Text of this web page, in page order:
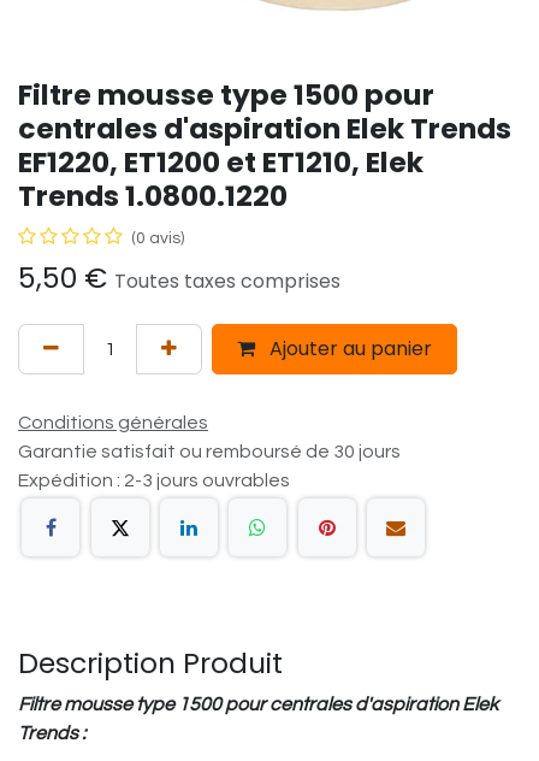
Filtre mousse type 1500 pour
centrales d'aspiration Elek Trends
EF1220, ET1200 et ET1210, Elek
Trends 1.0800.1220
(0 avis)
5,50 € Toutes taxes comprises
Ajouter au panier
Conditions générales
Garantie satisfait ou remboursé de 30 jours
Expédition : 2-3 jours ouvrables
Description Produit
Filtre mousse type 1500 pour centrales d'aspiration Elek
Trends :